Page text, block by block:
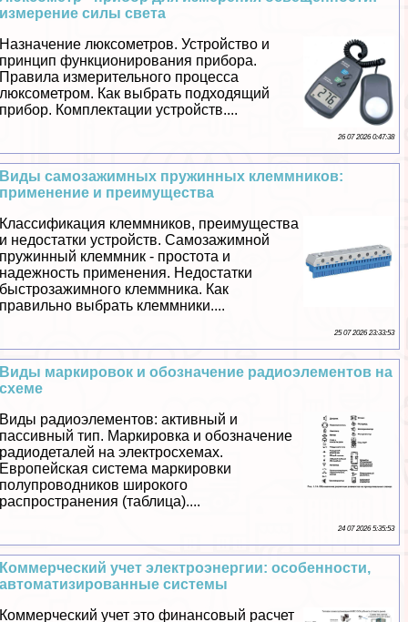
измерение силы света
Назначение люксометров. Устройство и
принцип функционирования прибора.
Правила измерительного процесса
люксометром. Как выбрать подходящий
прибор. Комплектации устройств....
26 07 2026 0:47:38
Виды самозажимных пружинных клеммников:
применение и преимущества
Классификация клеммников, преимущества
и недостатки устройств. Самозажимной
пружинный клеммник - простота и
надежность применения. Недостатки
быстрозажимного клеммника. Как
правильно выбрать клеммники....
25 07 2026 23:33:53
Виды маркировок и обозначение радиоэлементов на
схеме
Виды радиоэлементов: активный и
пассивный тип. Маркировка и обозначение
радиодеталей на электросхемах.
Европейская система маркировки
полупроводников широкого
распространения (таблица)....
24 07 2026 5:35:53
Коммерческий учет электроэнергии: особенности,
автоматизированные системы
Коммерческий учет это финансовый расчет